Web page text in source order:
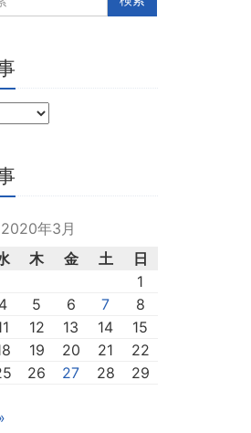
2020年3月
木 金 土
日
1
4 5 6 7
8
12 13 14
15
19 20 21
22
26 27 28
29